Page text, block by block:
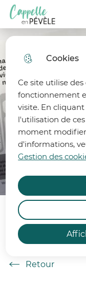
Cookies
Ce site utilise
fonctionnement
visite. En
l'utilisation de
moment modifier
d'informations,
Gestion des
Aller
au
menu
État de la
Afin de
des
sont
En savoir plus
Ville de Cappelle-en-
Portail
Accueil